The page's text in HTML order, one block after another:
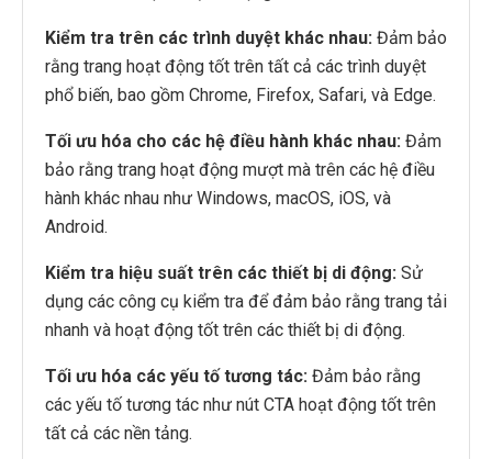
Kiểm tra trên các trình duyệt khác nhau: Đảm bảo
rằng trang hoạt động tốt trên tất cả các trình duyệt
phổ biến, bao gồm Chrome, Firefox, Safari, và Edge.
Tối ưu hóa cho các hệ điều hành khác nhau: Đảm
bảo rằng trang hoạt động mượt mà trên các hệ điều
hành khác nhau như Windows, macOS, iOS, và
Android.
Kiểm tra hiệu suất trên các thiết bị di động: Sử
dụng các công cụ kiểm tra để đảm bảo rằng trang tải
nhanh và hoạt động tốt trên các thiết bị di động.
Tối ưu hóa các yếu tố tương tác: Đảm bảo rằng
các yếu tố tương tác như nút CTA hoạt động tốt trên
tất cả các nền tảng.